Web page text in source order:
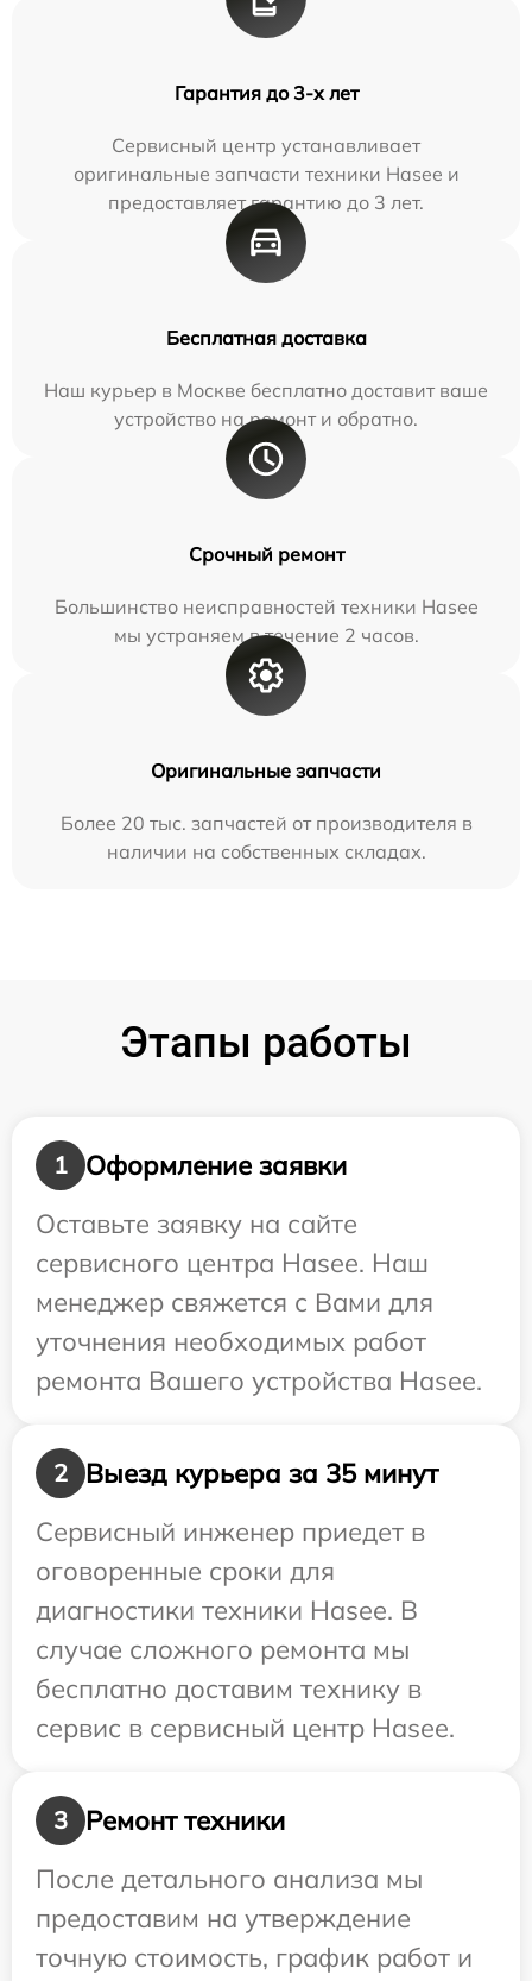
Гарантия до 3-х лет
Сервисный центр устанавливает
оригинальные запчасти техники Hasee и
предоставляет гарантию до 3 лет.
Бесплатная доставка
Наш курьер в Москве бесплатно доставит ваше
устройство на ремонт и обратно.
Срочный ремонт
Большинство неисправностей техники Hasee
мы устраняем в течение 2 часов.
Оригинальные запчасти
Более 20 тыс. запчастей от производителя в
наличии на собственных складах.
Этапы работы
1
Оформление заявки
Оставьте заявку на сайте
сервисного центра Hasee. Наш
менеджер свяжется с Вами для
уточнения необходимых работ
ремонта Вашего устройства Hasee.
2
Выезд курьера за 35 минут
Сервисный инженер приедет в
оговоренные сроки для
диагностики техники Hasee. В
случае сложного ремонта мы
бесплатно доставим технику в
сервис в сервисный центр Hasee.
3
Ремонт техники
После детального анализа мы
предоставим на утверждение
точную стоимость, график работ и